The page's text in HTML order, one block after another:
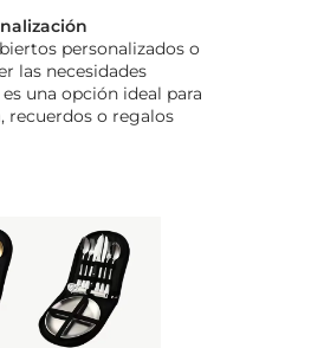
personalizados o
las necesidades
una opción ideal para
recuerdos o regalos